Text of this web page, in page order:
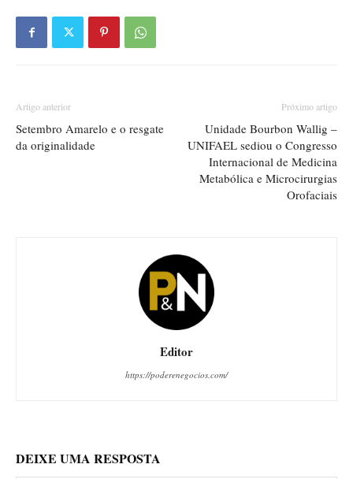
Artigo anterior
Setembro Amarelo e o resgate
da originalidade
Próximo artigo
Unidade Bourbon Wallig –
UNIFAEL sediou o Congresso
Internacional de Medicina
Metabólica e Microcirurgias
Orofaciais
Editor
https://poderenegocios.com/
DEIXE UMA RESPOSTA